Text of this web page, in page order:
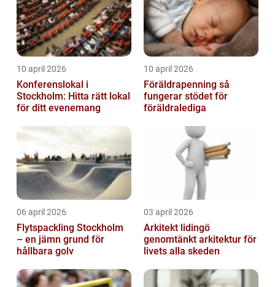
10 april 2026
Konferenslokal i
Stockholm: Hitta rätt lokal
för ditt evenemang
10 april 2026
Föräldrapenning så
fungerar stödet för
föräldralediga
06 april 2026
Flytspackling Stockholm
– en jämn grund för
hållbara golv
03 april 2026
Arkitekt lidingö
genomtänkt arkitektur för
livets alla skeden